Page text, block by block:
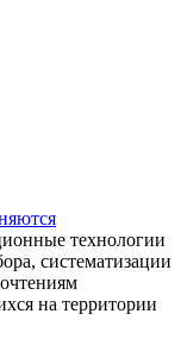
технологии
систематизации
на территории